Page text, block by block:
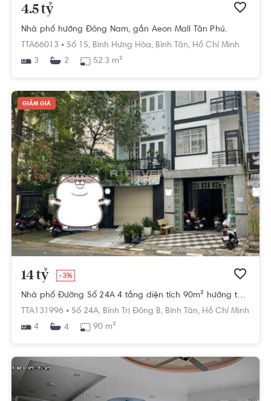
4.5 tỷ
Nhà phố hướng Đông Nam, gần Aeon Mall Tân Phú.
TTA66013 • Số 15, Bình Hưng Hòa, Bình Tân, Hồ Chí Minh
3
2 52.3 m²
GIẢM GIÁ
14 tỷ -3%
Nhà phố Đường Số 24A 4 tầng diện tích 90m² hướng tây pháp lý sổ hồng.
TTA131996 • Số 24A, Bình Trị Đông B, Bình Tân, Hồ Chí Minh
4
4 90 m²